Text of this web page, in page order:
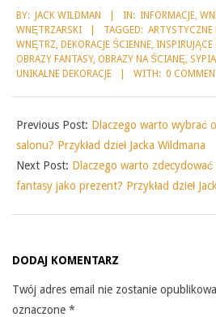
05-
31
BY: JACK WILDMAN IN: INFORMACJE,
WNĘTRZARSKI
TAGGED: ARTYSTYCZNE
WNĘTRZ, DEKORACJE ŚCIENNE, INSPIRUJĄCE
OBRAZY FANTASY, OBRAZY NA ŚCIANĘ,
UNIKALNE DEKORACJE
WITH: 0
Previous Post: Dlaczego warto wybrać
salonu? Przykład dzieł Jacka Wildmana
Next Post: Dlaczego warto
fantasy jako prezent? Przykład dzieł
DODAJ KOMENTARZ
Twój adres email nie zostanie
oznaczone *